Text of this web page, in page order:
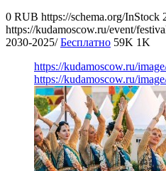
0 RUB https://schema.org/InStock
https://kudamoscow.ru/event/
2030-2025/ Бесплатно 59K 1K
https://kudamoscow.ru/
https://kudamoscow.ru/